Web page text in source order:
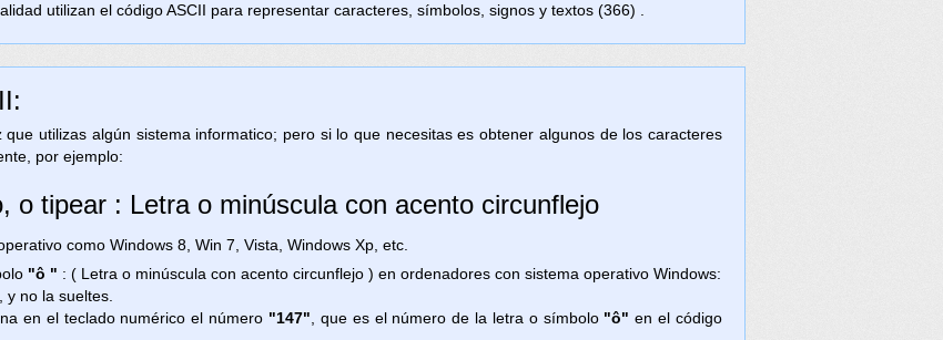
utilizan el código ASCII para representar caracteres, símbolos, signos y textos (366) .
utilizas algún sistema informatico; pero si lo que necesitas es obtener algunos de los caracteres
por ejemplo:
o tipear : Letra o minúscula con acento circunflejo
como Windows 8, Win 7, Vista, Windows Xp, etc.
"ô " : ( Letra o minúscula con acento circunflejo ) en ordenadores con sistema operativo Windows:
y no la sueltes.
en el teclado numérico el número "147" , que es el número de la letra o símbolo "ô" en el código